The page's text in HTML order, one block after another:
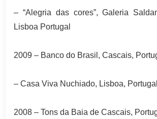
– “Alegria das cores”, Galeria
Lisboa Portugal
2009 – Banco do Brasil, Cascais,
– Casa Viva Nuchiado, Lisboa, Portugal
2008 – Tons da Baia de Cascais,